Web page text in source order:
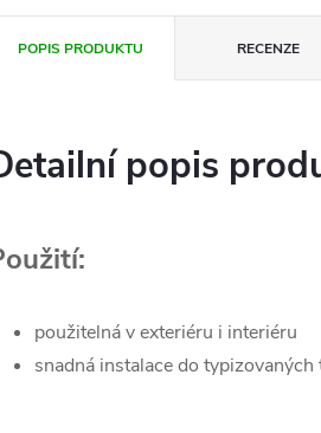
POPIS PRODUKTU RECENZE
popis
použitelná v exteriéru i interiéru
snadná instalace do